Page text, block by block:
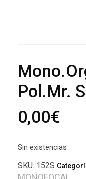
Pol.Mr.
0,00€
Sin existencias
SKU: 152S